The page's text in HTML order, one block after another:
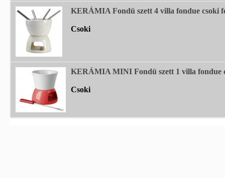
KERÁMIA Fondü szett 4 villa fondue csoki
Csoki
KERÁMIA MINI Fondü szett 1 villa fondue
Csoki